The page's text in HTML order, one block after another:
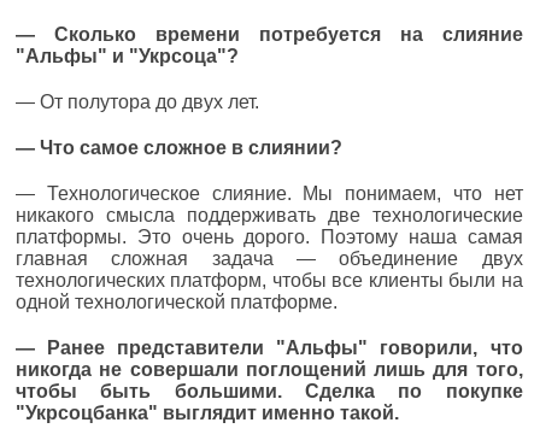
— Сколько времени потребуется на слияние
"Альфы" и "Укрсоца"?
— От полутора до двух лет.
— Что самое сложное в слиянии?
— Технологическое слияние. Мы понимаем, что нет
никакого смысла поддерживать две технологические
платформы. Это очень дорого. Поэтому наша самая
главная сложная задача — объединение двух
технологических платформ, чтобы все клиенты были на
одной технологической платформе.
— Ранее представители "Альфы" говорили, что
никогда не совершали поглощений лишь для того,
чтобы быть большими. Сделка по покупке
"Укрсоцбанка" выглядит именно такой.